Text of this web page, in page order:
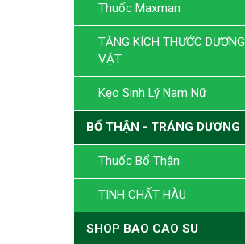
Thuốc Maxman
TĂNG KÍCH THƯỚC DƯƠNG
VẬT
Kẹo Sinh Lý Nam Nữ
BỔ THẬN - TRÁNG DƯƠNG
Thuốc Bổ Thận
TINH CHẤT HÀU
SHOP BAO CAO SU